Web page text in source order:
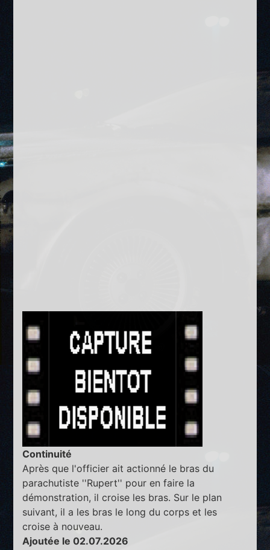
Continuité
Après que l'officier ait actionné le bras du
parachutiste ''Rupert'' pour en faire la
démonstration, il croise les bras. Sur le plan
suivant, il a les bras le long du corps et les
croise à nouveau.
Ajoutée le 02.07.2026